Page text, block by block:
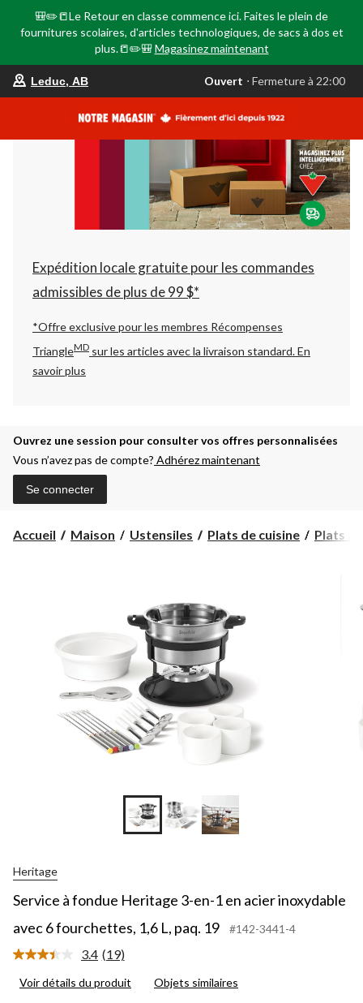
🎒✏️📒Le Retour en classe commence ici. Faites le plein de
fournitures scolaires, d'articles technologiques, de sacs à dos et
plus.📒✏️🎒 Magasinez maintenant
votre
est
AB,
Ouvert,
Fermeture
à
22:00
changer
Leduc, AB Ouvert ⋅ Fermeture à 22:00
Expédition locale gratuite pour les commandes
admissibles de plus de 99 $*
*Offre exclusive pour les membres Récompenses
TriangleMD sur les articles avec la livraison standard.En
savoir plus
Ouvrez une session pour consulter vos offres personnalisées
Vous n’avez pas de compte? Adhérez maintenant
Se connecter
Accueil Maison Ustensiles Plats de cuisine Plats à
Heritage
Service à fondue Heritage 3-en-1 en acier inoxydable
avec 6 fourchettes, 1,6 L, paq. 19
#142-3441-4
3.4 Lire
19
(19)
Voir détails du produit Objets similaires